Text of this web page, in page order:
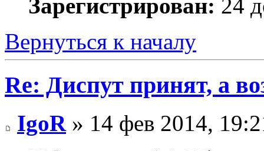
Зарегистрирован: 24
Вернуться к началу
Re: Диспут принят, а
IgoR» 14 фев 2014,